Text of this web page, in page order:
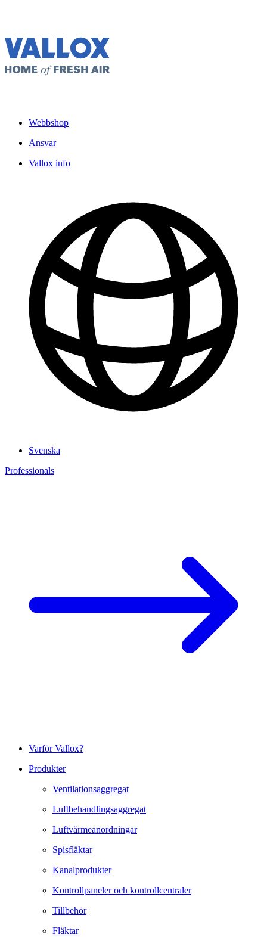
Webbshop
Ansvar
Vallox info
Svenska
Professionals
Varför Vallox?
Produkter
Ventilationsaggregat
Luftbehandlingsaggregat
Luftvärmeanordningar
Spisfläktar
Kanalprodukter
Kontrollpaneler och kontrollcentraler
Tillbehör
Fläktar